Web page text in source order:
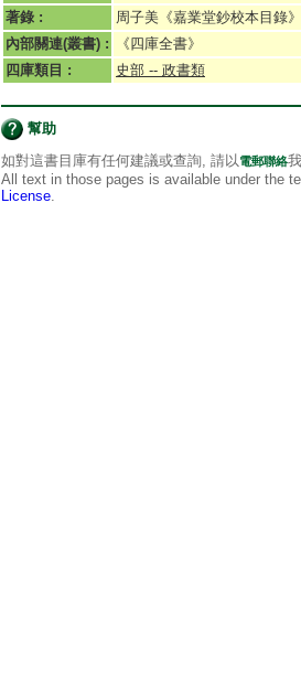
著錄 :
周子美《嘉業堂鈔校本目錄》
內部關連(叢書) :
《四庫全書》
四庫類目 :
史部 -- 政書類
幫助
如對這書目庫有任何建議或查詢, 請以電郵聯絡
All text in those pages is available under the
License.